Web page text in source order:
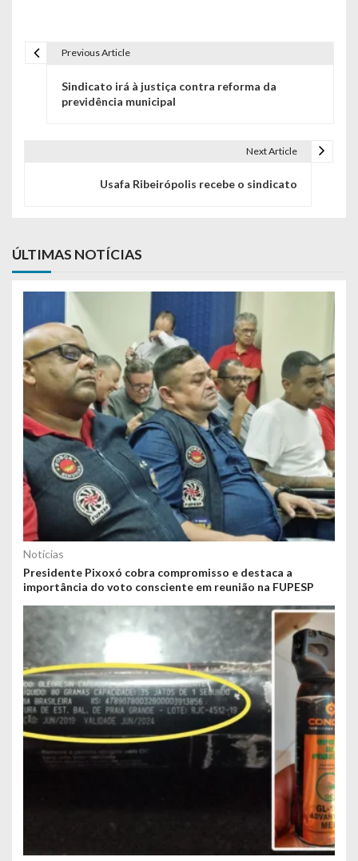
Previous Article
Sindicato irá à justiça contra reforma da
previdência municipal
Next Article
Usafa Ribeirópolis recebe o sindicato
ÚLTIMAS NOTÍCIAS
Notícias
Presidente Pixoxó cobra compromisso e destaca a
importância do voto consciente em reunião na FUPESP